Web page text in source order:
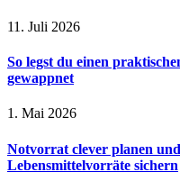
11. Juli 2026
So legst du einen
gewappnet
1. Mai 2026
Notvorrat clever planen
Lebensmittelvorräte sichern